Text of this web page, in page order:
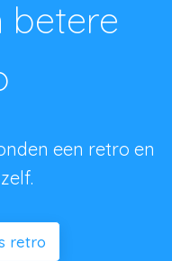
betere
een retro en
retro